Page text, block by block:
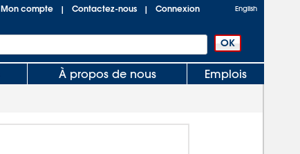
Mon compte | Contactez-nous | Connexion English
À propos de nous Emplois